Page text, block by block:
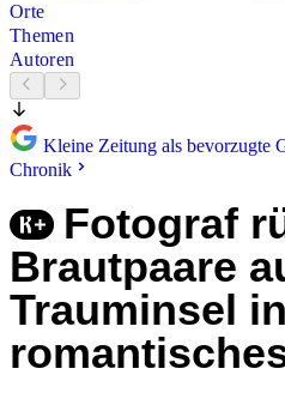
Orte
Themen
Autoren
Kleine Zeitung als bevorzugte
Chronik
Fotograf
Brautpaare
Trauminsel